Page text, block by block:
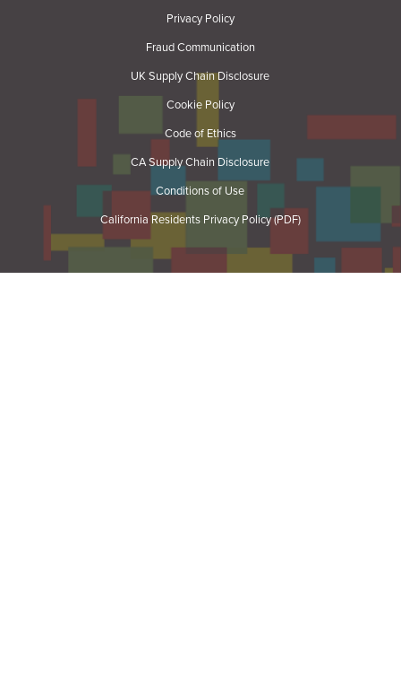
Privacy Policy
Fraud Communication
UK Supply Chain Disclosure
Cookie Policy
Code of Ethics
CA Supply Chain Disclosure
Conditions of Use
California Residents Privacy Policy (PDF)